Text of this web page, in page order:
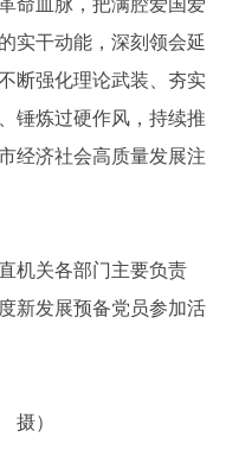
实干动能，深刻领会延
断强化理论武装、夯实
锤炼过硬作风，持续推
经济社会高质量发展注
关各部门主要负责
新发展预备党员参加活
）